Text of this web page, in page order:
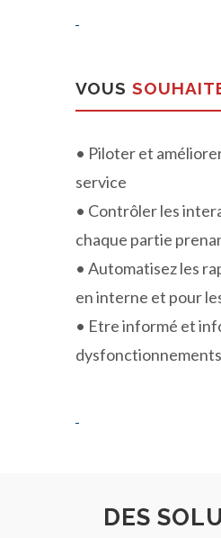
VOUS
• Piloter et
service
• Contrôler les
chaque partie
• Automatisez les
en interne et pour
• Etre informé et
DES